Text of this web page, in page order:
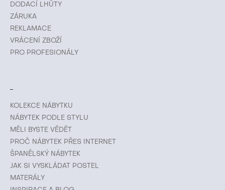
DODACÍ LHŮTY
ZÁRUKA
REKLAMACE
VRÁCENÍ ZBOŽÍ
PRO PROFESIONÁLY
KOLEKCE NÁBYTKU
NÁBYTEK PODLE STYLU
MĚLI BYSTE VĚDĚT
PROČ NÁBYTEK PŘES INTERNET
ŠPANĚLSKÝ NÁBYTEK
JAK SI VYSKLÁDAT POSTEL
MATERÁLY